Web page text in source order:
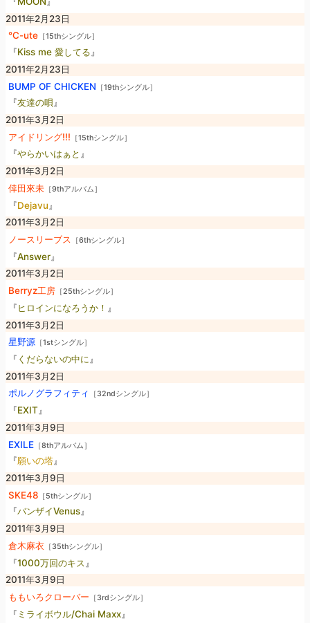
2011年2月23日
℃-ute ［15thシングル］
『Kiss me 愛してる 』
2011年2月23日
BUMP OF CHICKEN
［19thシングル］
『友達の唄』
2011年3月2日
アイドリング!!!
［15thシングル］
『やらかいはぁと 』
2011年3月2日
倖田來未 ［9thアルバム］
『Dejavu 』
2011年3月2日
ノースリーブス
［6thシングル］
『Answer』
2011年3月2日
Berryz工房 ［25thシングル］
『ヒロインになろうか！ 』
2011年3月2日
星野源 ［1stシングル］
『 くだらないの中に 』
2011年3月2日
ポルノグラフィティ
［32ndシングル］
『EXIT』
2011年3月9日
EXILE ［8thアルバム］
『願いの塔』
2011年3月9日
SKE48 ［5thシングル］
『バンザイVenus』
2011年3月9日
倉木麻衣 ［35thシングル］
『1000万回のキス 』
2011年3月9日
ももいろクローバー
［3rdシングル］
『 ミライボウル/Chai Maxx』